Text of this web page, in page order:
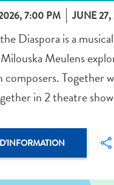
7:00 PM JUNE
Diaspora is a
Meulens
composers. Together
in 2 theatre
saved any
souhaitez enregistrer